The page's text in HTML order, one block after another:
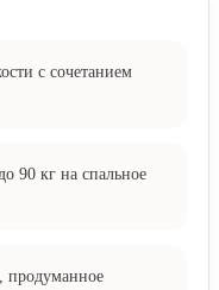
на нагрузку,
Кокос» блок
за основную